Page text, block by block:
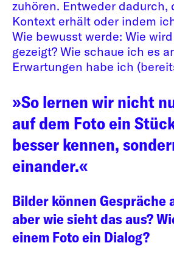
zuhören. Entweder dadurch,
Kontext erhält oder indem
Wie bewusst werde: Wie
gezeigt? Wie schaue ich es
Erwartungen habe ich
»So lernen wir nicht
auf dem Foto ein
besser kennen,
einander.«
Bilder können Gespräche
aber wie sieht das aus?
einem Foto ein Dialog?